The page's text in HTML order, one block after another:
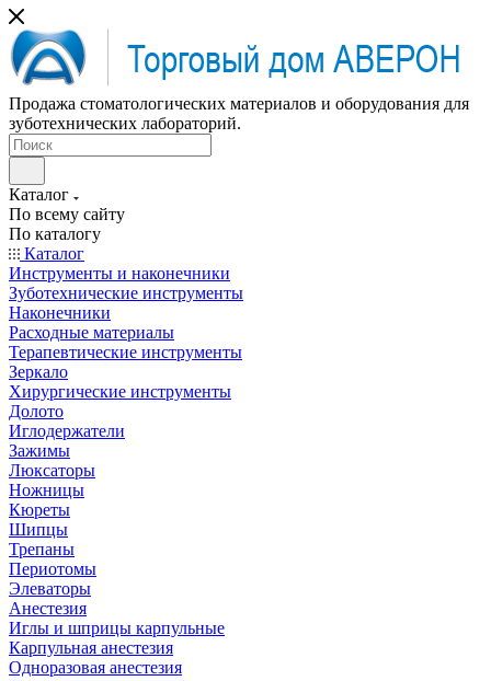
Продажа стоматологических материалов и оборудования для
зуботехнических лабораторий.
Каталог
По всему сайту
По каталогу
Каталог
Инструменты и наконечники
Зуботехнические инструменты
Наконечники
Расходные материалы
Терапевтические инструменты
Зеркало
Хирургические инструменты
Долото
Иглодержатели
Зажимы
Люксаторы
Ножницы
Кюреты
Шипцы
Трепаны
Периотомы
Элеваторы
Анестезия
Иглы и шприцы карпульные
Карпульная анестезия
Одноразовая анестезия